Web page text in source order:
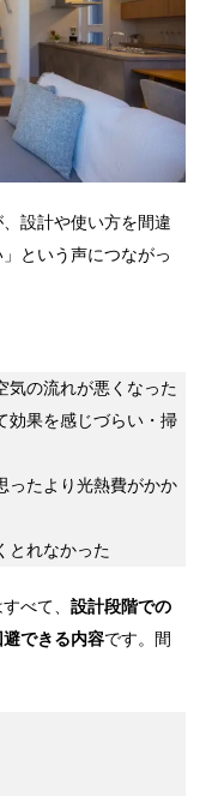
設計や使い方を間違
という声につながっ
気の流れが悪くなった
効果を感じづらい・掃
ったより光熱費がかか
とれなかった
すべて、設計段階での
できる内容です。間